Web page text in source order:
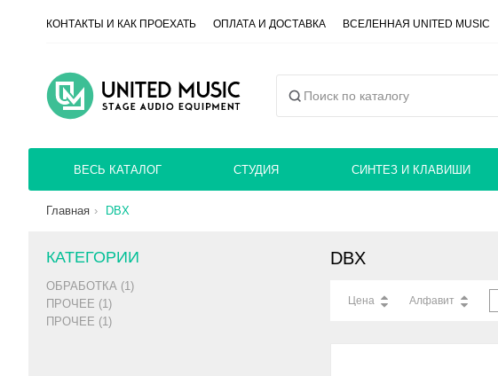
КОНТАКТЫ И КАК ПРОЕХАТЬ ОПЛАТА И ДОСТАВКА ВСЕЛЕННАЯ UNITED MUSIC
ВЕСЬ КАТАЛОГ СТУДИЯ СИНТЕЗ И КЛАВИШИ
Главная DBX
КАТЕГОРИИ
ОБРАБОТКА (1)
ПРОЧЕЕ (1)
ПРОЧЕЕ (1)
DBX
Цена Алфавит